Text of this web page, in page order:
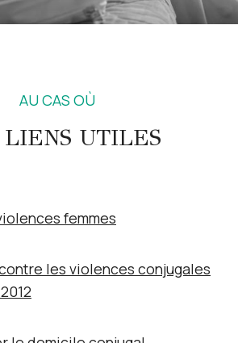
AU CAS OÙ
UTILES
femmes
les violences conjugales